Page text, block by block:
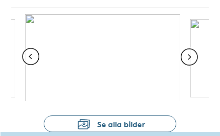
Se alla bilder